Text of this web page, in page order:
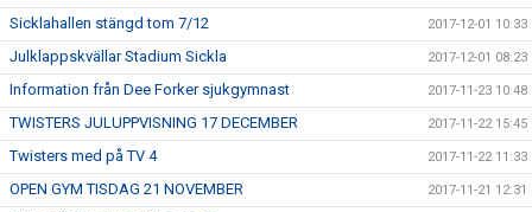
Sicklahallen stängd tom 7/12 2017-12-01 10:33
Julklappskvällar Stadium Sickla 2017-12-01 08:23
Information från Dee Forker sjukgymnast 2017-11-23 10:48
TWISTERS JULUPPVISNING 17 DECEMBER 2017-11-22 15:45
Twisters med på TV 4 2017-11-22 11:33
OPEN GYM TISDAG 21 NOVEMBER 2017-11-21 12:31